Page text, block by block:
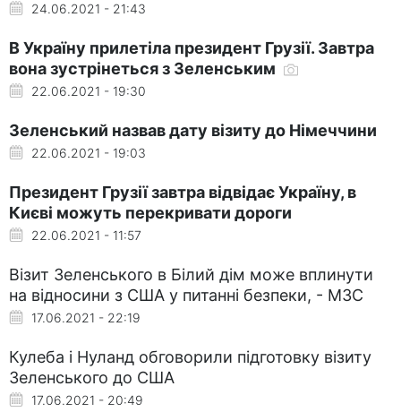
24.06.2021 - 21:43
В Україну прилетіла президент Грузії. Завтра
вона зустрінеться з Зеленським
22.06.2021 - 19:30
Зеленський назвав дату візиту до Німеччини
22.06.2021 - 19:03
Президент Грузії завтра відвідає Україну, в
Києві можуть перекривати дороги
22.06.2021 - 11:57
Візит Зеленського в Білий дім може вплинути
на відносини з США у питанні безпеки, - МЗС
17.06.2021 - 22:19
Кулеба і Нуланд обговорили підготовку візиту
Зеленського до США
17.06.2021 - 20:49